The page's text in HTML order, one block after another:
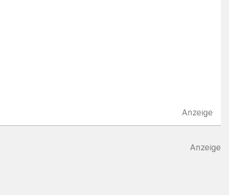
Anzeige
Anzeige